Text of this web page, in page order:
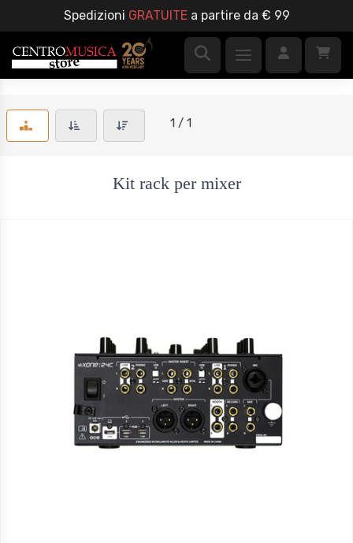
Spedizioni GRATUITEa partire da € 99
1 / 1
Kit rack per mixer